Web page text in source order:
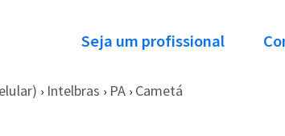
Seja um profissional
› Intelbras › PA › Cametá